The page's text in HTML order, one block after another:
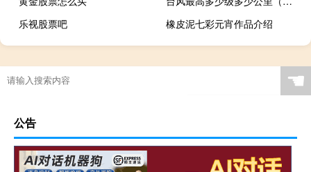
乐视股票吧
橡皮泥七彩元宵作品介绍
☚
公告